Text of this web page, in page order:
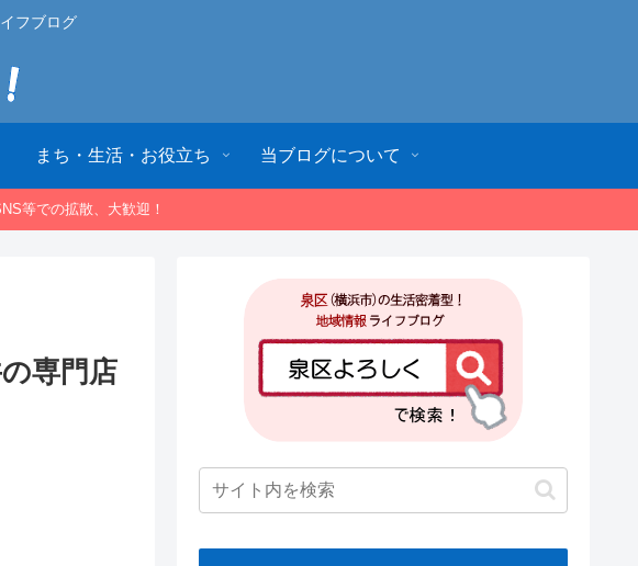
フブログ
まち・生活・お役立ち 当ブログについて
等での拡散、大歓迎！
専門店